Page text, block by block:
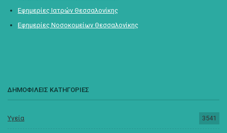
Εφημερίες Ιατρών Θεσσαλονίκης
Εφημερίες Νοσοκομείων Θεσσαλονίκης
ΔΗΜΟΦΙΛΕΙΣ ΚΑΤΗΓΟΡΙΕΣ
Υγεία 3541